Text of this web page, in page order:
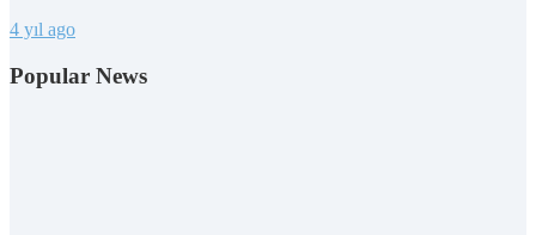
4 yıl ago
Popular News